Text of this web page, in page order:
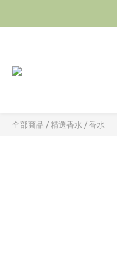
全部商品 / 精選香水 / 香水